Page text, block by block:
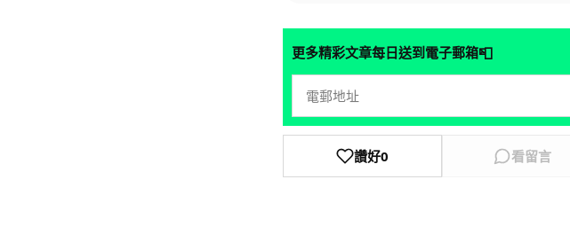
更多精彩文章每日送到電子郵箱📮
讚好0 看留言